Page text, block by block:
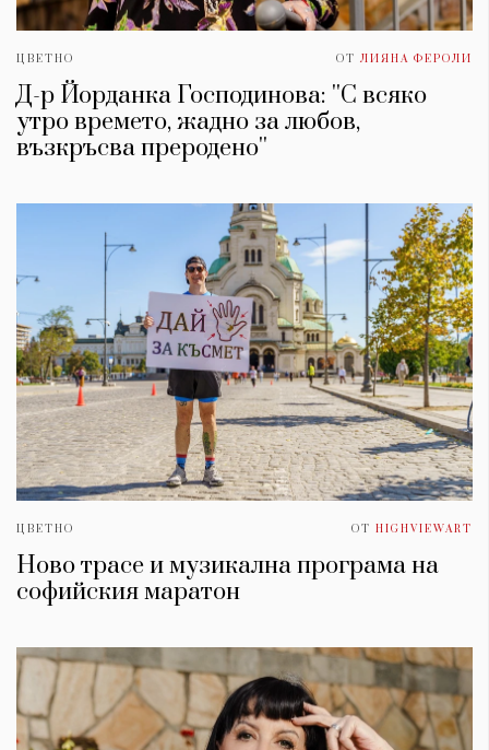
ЦВЕТНО ОТ ЛИЯНА ФЕРОЛИ
Д-р Йорданка Господинова: ''С всяко
утро времето, жадно за любов,
възкръсва преродено''
ЦВЕТНО ОТ HIGHVIEWART
Ново трасе и музикална програма на
софийския маратон